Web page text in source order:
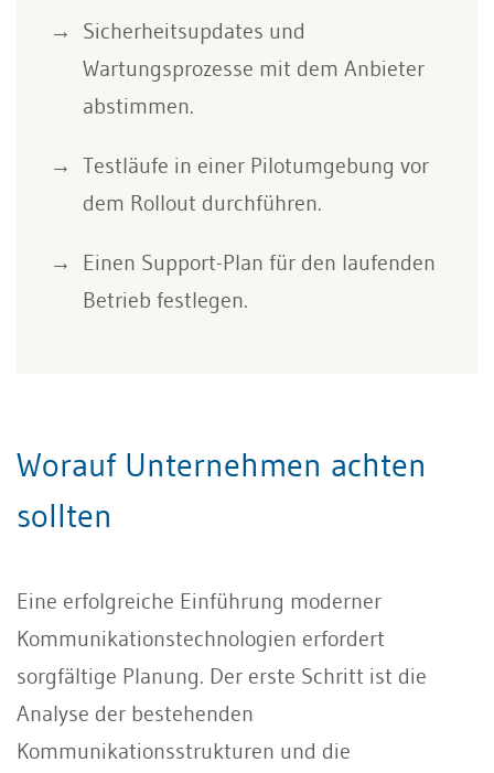
Sicherheitsupdates und
Wartungsprozesse mit dem Anbieter
abstimmen.
Testläufe in einer Pilotumgebung vor
dem Rollout durchführen.
Einen Support-Plan für den laufenden
Betrieb festlegen.
Worauf Unternehmen achten
sollten
Eine erfolgreiche Einführung moderner
Kommunikationstechnologien erfordert
sorgfältige Planung. Der erste Schritt ist die
Analyse der bestehenden
Kommunikationsstrukturen und die